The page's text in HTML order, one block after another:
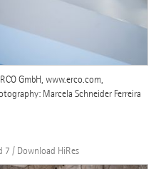
GmbH, www.erco.com,
Marcela Schneider Ferreira
7 / Download HiRes